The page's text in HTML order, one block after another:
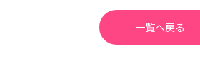
一覧へ戻る